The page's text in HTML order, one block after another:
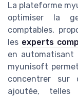
La plateforme
optimiser la
comptables,
les experts
en automatisant
myunisoft
concentrer sur
ajoutée,